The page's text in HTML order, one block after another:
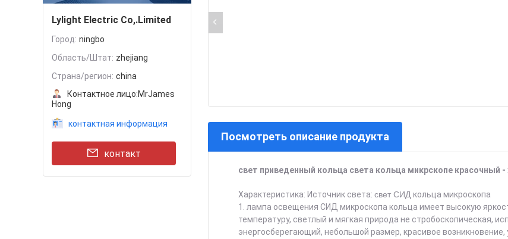
Lylight Electric Co,.Limited
Город: ningbo
Область/Штат: zhejiang
Страна/регион: china
Контактное лицо:MrJames
Hong
контактная информация
контакт
Посмотреть описание продукта
свет приведенный кольца света кольца микрскопе красочный
Характеристика: Источник света: свет СИД кольца микроскопа
1. лампа освещения СИД микроскопа кольца имеет высокую
температуру, светлый и мягкая природа не стробоскопическая,
энергосберегающий, небольшой размер, красивое